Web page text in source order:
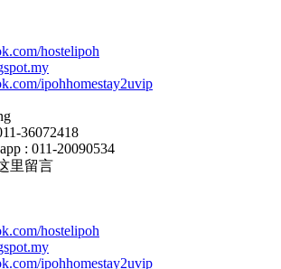
hostelipoh
ipohhomestay2uvip
: 011-20090534
言
hostelipoh
ipohhomestay2uvip